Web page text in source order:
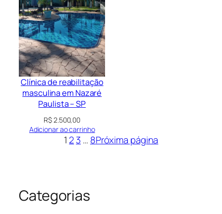
Clínica de reabilitação
masculina em Nazaré
Paulista – SP
R$2.500,00
Adicionar ao carrinho
1 23 … 8Próxima página
Categorias